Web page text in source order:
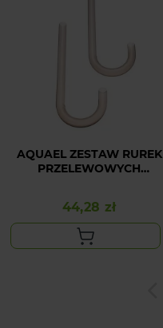
AQUAEL ZESTAW RUREK
PRZELEWOWYCH
Cena
44,28 zł